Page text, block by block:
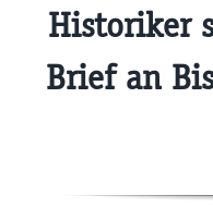
Historiker
Brief an